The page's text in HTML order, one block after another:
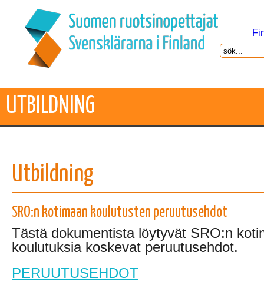
UTBILDNING
Utbildning
SRO:n kotimaan koulutusten peruutusehdot
Tästä dokumentista löytyvät SRO:n
koulutuksia koskevat peruutusehdot.
PERUUTUSEHDOT